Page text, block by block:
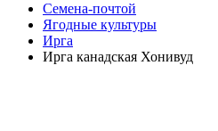
Семена-почтой
Ягодные культуры
Ирга
Ирга канадская Хонивуд